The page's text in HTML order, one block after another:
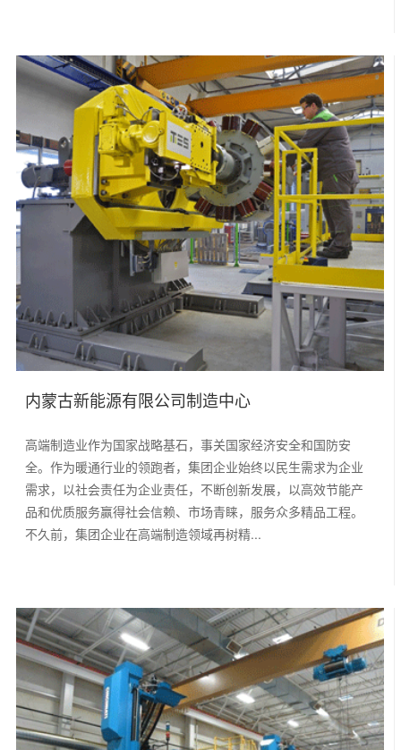
内蒙古新能源有限公司制造中心
高端制造业作为国家战略基石，事关国家经济安全和国防安
全。作为暖通行业的领跑者，集团企业始终以民生需求为企业
需求，以社会责任为企业责任，不断创新发展，以高效节能产
品和优质服务赢得社会信赖、市场青睐，服务众多精品工程。
不久前，集团企业在高端制造领域再树精...